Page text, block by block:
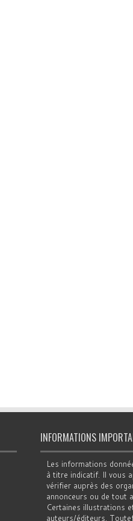
INFORMATIONS
Les informations
à titre indicatif. Il vous
vérifier auprès des
annonceurs ou de tout
Certaines illustrations
auteurs/éditeurs.